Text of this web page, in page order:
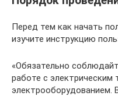
Перед тем как начать
изучите инструкцию
«Обязательно
работе с электрическим
электрооборудованием.